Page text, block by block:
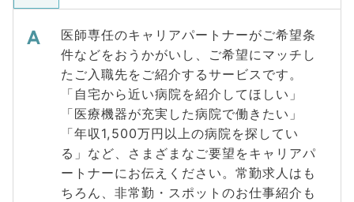
医師専任のキャリアパートナーがご希望条
件などをおうかがいし、ご希望にマッチし
たご入職先をご紹介するサービスです。
「自宅から近い病院を紹介してほしい」
「医療機器が充実した病院で働きたい」
「年収1,500万円以上の病院を探してい
る」など、さまざまなご要望をキャリアパ
ートナーにお伝えください。常勤求人はも
ちろん、非常勤・スポットのお仕事紹介も